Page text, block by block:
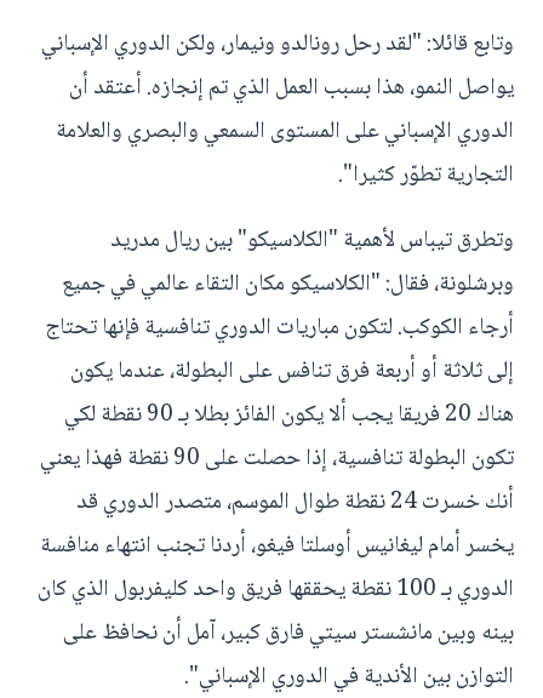
وتابع قائلا: "لقد رحل رونالدو ونيمار، ولكن الدوري الإسباني
يواصل النمو، هذا بسبب العمل الذي تم إنجازه. أعتقد أن
الدوري الإسباني على المستوى السمعي والبصري والعلامة
التجارية تطوّر كثيرا".
وتطرق تيباس لأهمية "الكلاسيكو" بين ريال مدريد
وبرشلونة، فقال: "الكلاسيكو مكان التقاء عالمي في جميع
أرجاء الكوكب. لتكون مباريات الدوري تنافسية فإنها تحتاج
إلى ثلاثة أو أربعة فرق تنافس على البطولة، عندما يكون
هناك 20 فريقا يجب ألا يكون الفائز بطلا بـ 90 نقطة لكي
تكون البطولة تنافسية، إذا حصلت على 90 نقطة فهذا يعني
أنك خسرت 24 نقطة طوال الموسم، متصدر الدوري قد
يخسر أمام ليغانيس أوسلتا فيغو، أردنا تجنب انتهاء منافسة
الدوري بـ 100 نقطة يحققها فريق واحد كليفربول الذي كان
بينه وبين مانشستر سيتي فارق كبير، آمل أن نحافظ على
التوازن بين الأندية في الدوري الإسباني".